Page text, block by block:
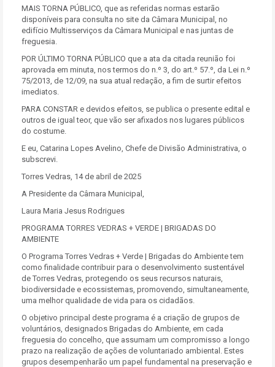
MAIS TORNA PÚBLICO, que as referidas normas estarão
disponíveis para consulta no site da Câmara Municipal, no
edifício Multisserviços da Câmara Municipal e nas juntas de
freguesia.
POR ÚLTIMO TORNA PÚBLICO que a ata da citada reunião foi
aprovada em minuta, nos termos do n.º 3, do art.º 57.º, da Lei n.º
75/2013, de 12/09, na sua atual redação, a fim de surtir efeitos
imediatos.
PARA CONSTAR e devidos efeitos, se publica o presente edital e
outros de igual teor, que vão ser afixados nos lugares públicos
do costume.
E eu, Catarina Lopes Avelino, Chefe de Divisão Administrativa, o
subscrevi.
Torres Vedras, 14 de abril de 2025
A Presidente da Câmara Municipal,
Laura Maria Jesus Rodrigues
PROGRAMA TORRES VEDRAS + VERDE | BRIGADAS DO
AMBIENTE
O Programa Torres Vedras + Verde | Brigadas do Ambiente tem
como finalidade contribuir para o desenvolvimento sustentável
de Torres Vedras, protegendo os seus recursos naturais,
biodiversidade e ecossistemas, promovendo, simultaneamente,
uma melhor qualidade de vida para os cidadãos.
O objetivo principal deste programa é a criação de grupos de
voluntários, designados Brigadas do Ambiente, em cada
freguesia do concelho, que assumam um compromisso a longo
prazo na realização de ações de voluntariado ambiental. Estes
grupos desempenharão um papel fundamental na preservação e